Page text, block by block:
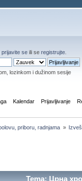
prijavite se ili se registrujte
lozinkom i dužinom sesije
Kalendar Prijavljivanje
priboru, radnjama »
Tema: Црна